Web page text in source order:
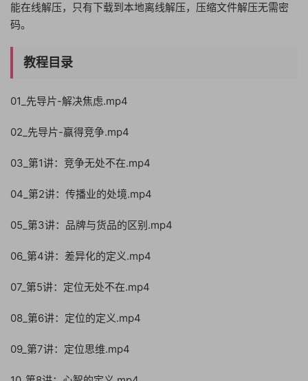
能在线解压，只有下载到本地离线解压，压缩文件解压无需密
码。
教程目录
01_先导片-解决焦虑.mp4
02_先导片-赢得竞争.mp4
03_第1讲：竞争无处不在.mp4
04_第2讲：传播业的处境.mp4
05_第3讲：品牌与货品的区别.mp4
06_第4讲：差异化的定义.mp4
07_第5讲：定位无处不在.mp4
08_第6讲：定位的定义.mp4
09_第7讲：定位思维.mp4